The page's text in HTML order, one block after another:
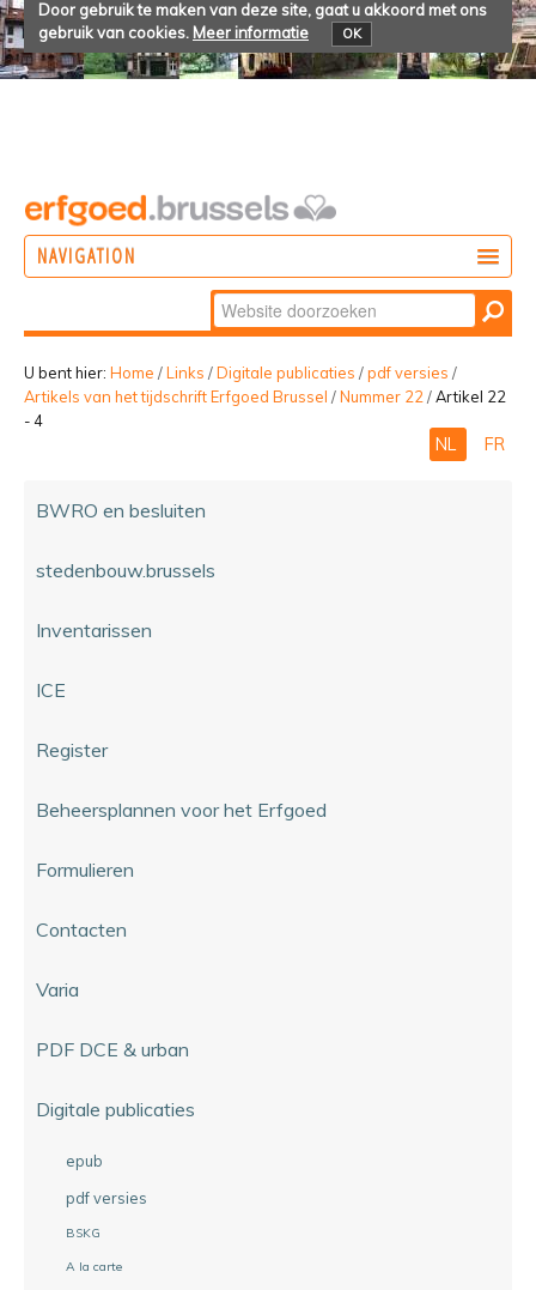
Door gebruik te maken van deze site, gaat u akkoord met ons
gebruik van cookies. Meer informatie OK
NAVIGATION
BELEVEN
Zoek
Geavanceerd
zoeken...
U bent hier: Home /Links /Digitale publicaties /pdf versies /
Artikels van het tijdschrift Erfgoed Brussel /Nummer 22 /Artikel 22
- 4
NL FR
BWRO en besluiten
stedenbouw.brussels
Inventarissen
ICE
Register
Beheersplannen voor het Erfgoed
Formulieren
Contacten
Varia
PDF DCE & urban
Digitale publicaties
epub
pdf versies
BSKG
A la carte